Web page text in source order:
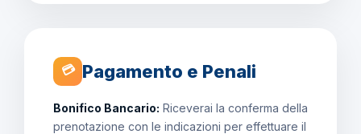
💳 Pagamento e Penali
Bonifico Bancario: Riceverai la conferma della
prenotazione con le indicazioni per effettuare il